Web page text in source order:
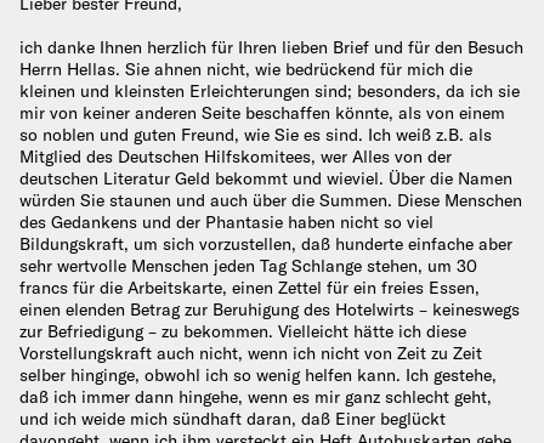
ich danke Ihnen herzlich für Ihren lieben Brief und für den Besuch
Herrn Hellas. Sie ahnen nicht, wie bedrückend für mich die
kleinen und kleinsten Erleichterungen sind; besonders, da ich sie
mir von keiner anderen Seite beschaffen könnte, als von einem
so noblen und guten Freund, wie Sie es sind. Ich weiß z.B. als
Mitglied des Deutschen Hilfskomitees, wer Alles von der
deutschen Literatur Geld bekommt und wieviel. Über die Namen
würden Sie staunen und auch über die Summen. Diese Menschen
des Gedankens und der Phantasie haben nicht so viel
Bildungskraft, um sich vorzustellen, daß hunderte einfache aber
sehr wertvolle Menschen jeden Tag Schlange stehen, um 30
francs für die Arbeitskarte, einen Zettel für ein freies Essen,
einen elenden Betrag zur Beruhigung des Hotelwirts – keineswegs
zur Befriedigung – zu bekommen. Vielleicht hätte ich diese
Vorstellungskraft auch nicht, wenn ich nicht von Zeit zu Zeit
selber hinginge, obwohl ich so wenig helfen kann. Ich gestehe,
daß ich immer dann hingehe, wenn es mir ganz schlecht geht,
und ich weide mich sündhaft daran, daß Einer beglückt